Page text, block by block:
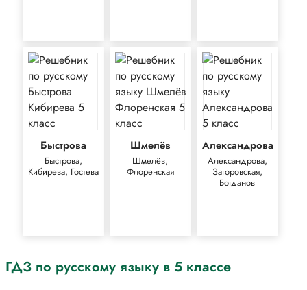
Быстрова
Быстрова,
Кибирева, Гостева
Шмелёв
Шмелёв,
Флоренская
Александрова
Александрова,
Загоровская,
Богданов
ГДЗ по русскому языку в 5 классе